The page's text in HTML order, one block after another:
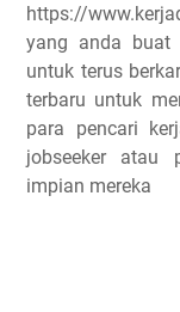
https://
yang anda buat
untuk terus
terbaru untuk
para pencari
jobseeker atau
impian mereka